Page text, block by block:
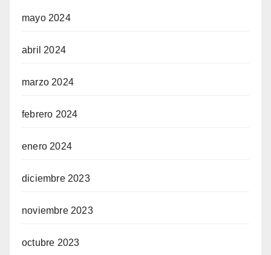
mayo 2024
abril 2024
marzo 2024
febrero 2024
enero 2024
diciembre 2023
noviembre 2023
octubre 2023